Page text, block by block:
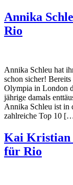
Annika
Rio
Annika Schleu hat
schon sicher!
Olympia in London
jährige damals
Annika Schleu ist in
zahlreiche Top 10
Kai Kristian
für Rio